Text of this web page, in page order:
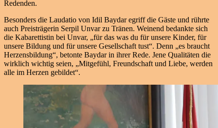
Redenden.
Besonders die Laudatio von Idil Baydar egriff die Gäste und rührte
auch Preisträgerin Serpil Unvar zu Tränen. Weinend bedankte sich
die Kabarettistin bei Unvar, „für das was du für unsere Kinder, für
unsere Bildung und für unsere Gesellschaft tust“. Denn „es braucht
Herzensbildung“, betonte Baydar in ihrer Rede. Jene Qualitäten die
wirklich wichtig seien, „Mitgefühl, Freundschaft und Liebe, werden
alle im Herzen gebildet“.